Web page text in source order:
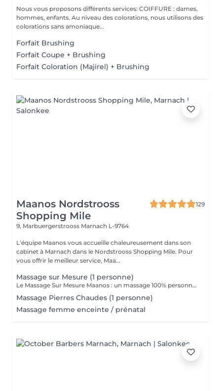
Nous vous proposons différents services: COIFFURE : dames,
hommes, enfants. Au niveau des colorations, nous utilisons des
colorations sans amoniaque...
Forfait Brushing
Forfait Coupe + Brushing
Forfait Coloration (Majirel) + Brushing
Maanos Nordstrooss
Shopping Mile
129
9, Marbuergerstrooss Marnach L-9764
L'équipe Maanos vous accueille chaleureusement dans son
cabinet à Marnach dans le Nordstrooss Shopping Mile. Pour
vous offrir le meilleur service, Maa...
Massage sur Mesure (1 personne)
Le Massage Sur Mesure Maanos : un massage 100% personnalisé en fonction de vos besoins et de vos envies !
Massage Pierres Chaudes (1 personne)
Massage femme enceinte / prénatal